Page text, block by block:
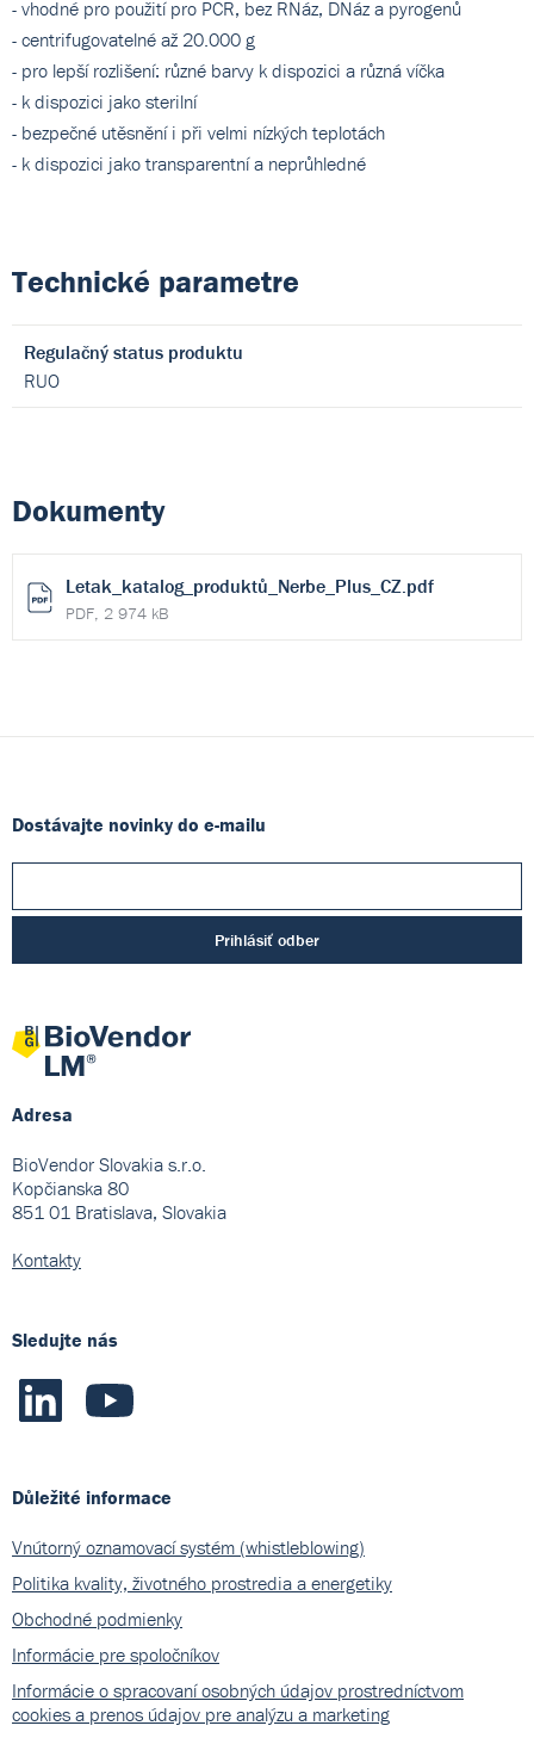
- vhodné pro použití pro PCR, bez RNáz, DNáz a pyrogenů
- centrifugovatelné až 20.000 g
- pro lepší rozlišení: různé barvy k dispozici a různá víčka
- k dispozici jako sterilní
- bezpečné utěsnění i při velmi nízkých teplotách
- k dispozici jako transparentní a neprůhledné
Technické parametre
Regulačný status produktu
RUO
Dokumenty
Letak_katalog_produktů_Nerbe_Plus_CZ.pdf
PDF, 2 974 kB
Dostávajte novinky do e-mailu
Prihlásiť odber
Adresa
BioVendor Slovakia s.r.o.
Kopčianska 80
851 01 Bratislava, Slovakia
Kontakty
Sledujte nás
Důležité informace
Vnútorný oznamovací systém (whistleblowing)
Politika kvality, životného prostredia a energetiky
Obchodné podmienky
Informácie pre spoločníkov
Informácie o spracovaní osobných údajov prostredníctvom
cookies a prenos údajov pre analýzu a marketing